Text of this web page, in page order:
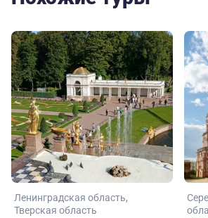
Ленинградская область
Тверская область